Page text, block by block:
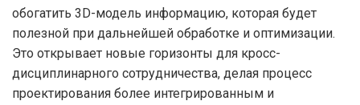
обогатить 3D-модель информацию, которая будет
полезной при дальнейшей обработке и оптимизации.
Это открывает новые горизонты для кросс-
дисциплинарного сотрудничества, делая процесс
проектирования более интегрированным и